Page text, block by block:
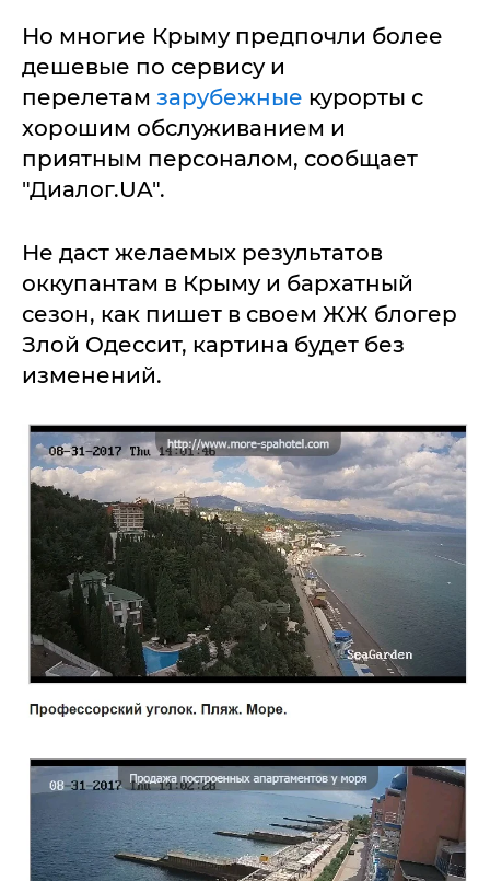
Но многие Крыму предпочли более
дешевые по сервису и
перелетам зарубежные курорты с
хорошим обслуживанием и
приятным персоналом, сообщает
"Диалог.UA".
Не даст желаемых результатов
оккупантам в Крыму и бархатный
сезон, как пишет в своем ЖЖ блогер
Злой Одессит, картина будет без
изменений.